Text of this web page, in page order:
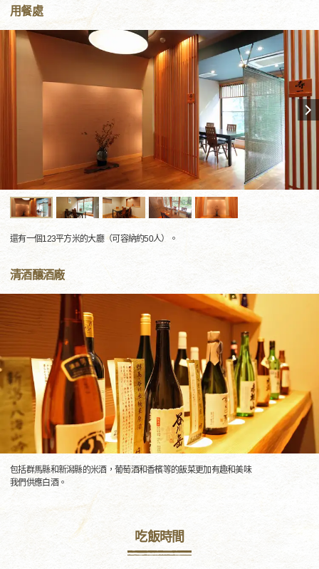
用餐處
還有一個123平方米的大廳（可容納約50人）。
清酒釀酒廠
包括群馬縣和新潟縣的米酒，葡萄酒和香檳等的飯菜更加有趣和美味
我們供應白酒。
吃飯時間